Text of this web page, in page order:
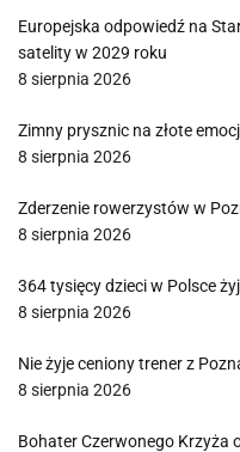
Europejska odpowiedź na
satelity w 2029 roku
8 sierpnia 2026
Zimny prysznic na złote
8 sierpnia 2026
Zderzenie rowerzystów w
8 sierpnia 2026
364 tysięcy dzieci w Polsce
8 sierpnia 2026
Nie żyje ceniony trener z
8 sierpnia 2026
Bohater Czerwonego Krzyża